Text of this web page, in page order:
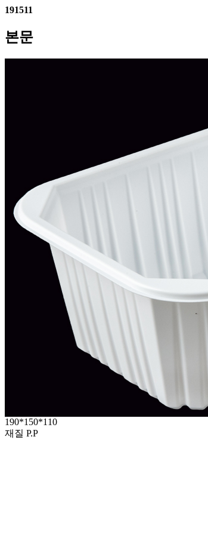
191511
본문
190*150*110
재질 P.P